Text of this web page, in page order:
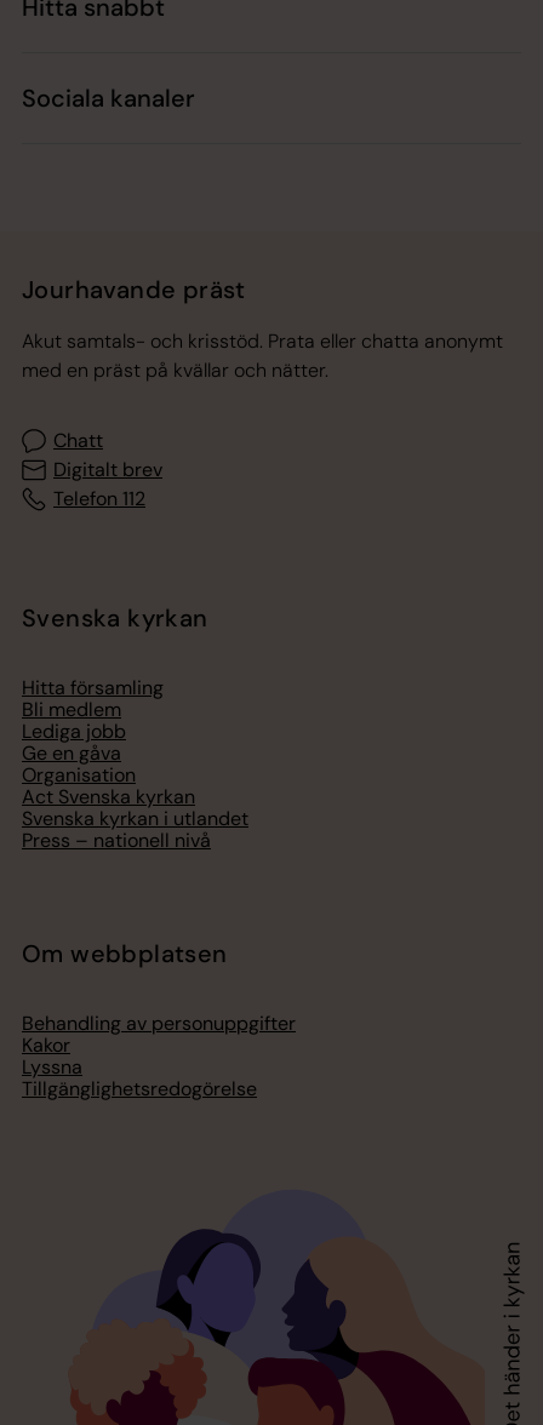
Hitta snabbt
Sociala kanaler
Jourhavande präst
Akut samtals- och krisstöd. Prata eller chatta anonymt
med en präst på kvällar och nätter.
Chatt
Digitalt brev
Telefon 112
Svenska kyrkan
Hitta församling
Bli medlem
Lediga jobb
Ge en gåva
Organisation
Act Svenska kyrkan
Svenska kyrkan i utlandet
Press – nationell nivå
Om webbplatsen
Behandling av personuppgifter
Kakor
Lyssna
Tillgänglighetsredogörelse